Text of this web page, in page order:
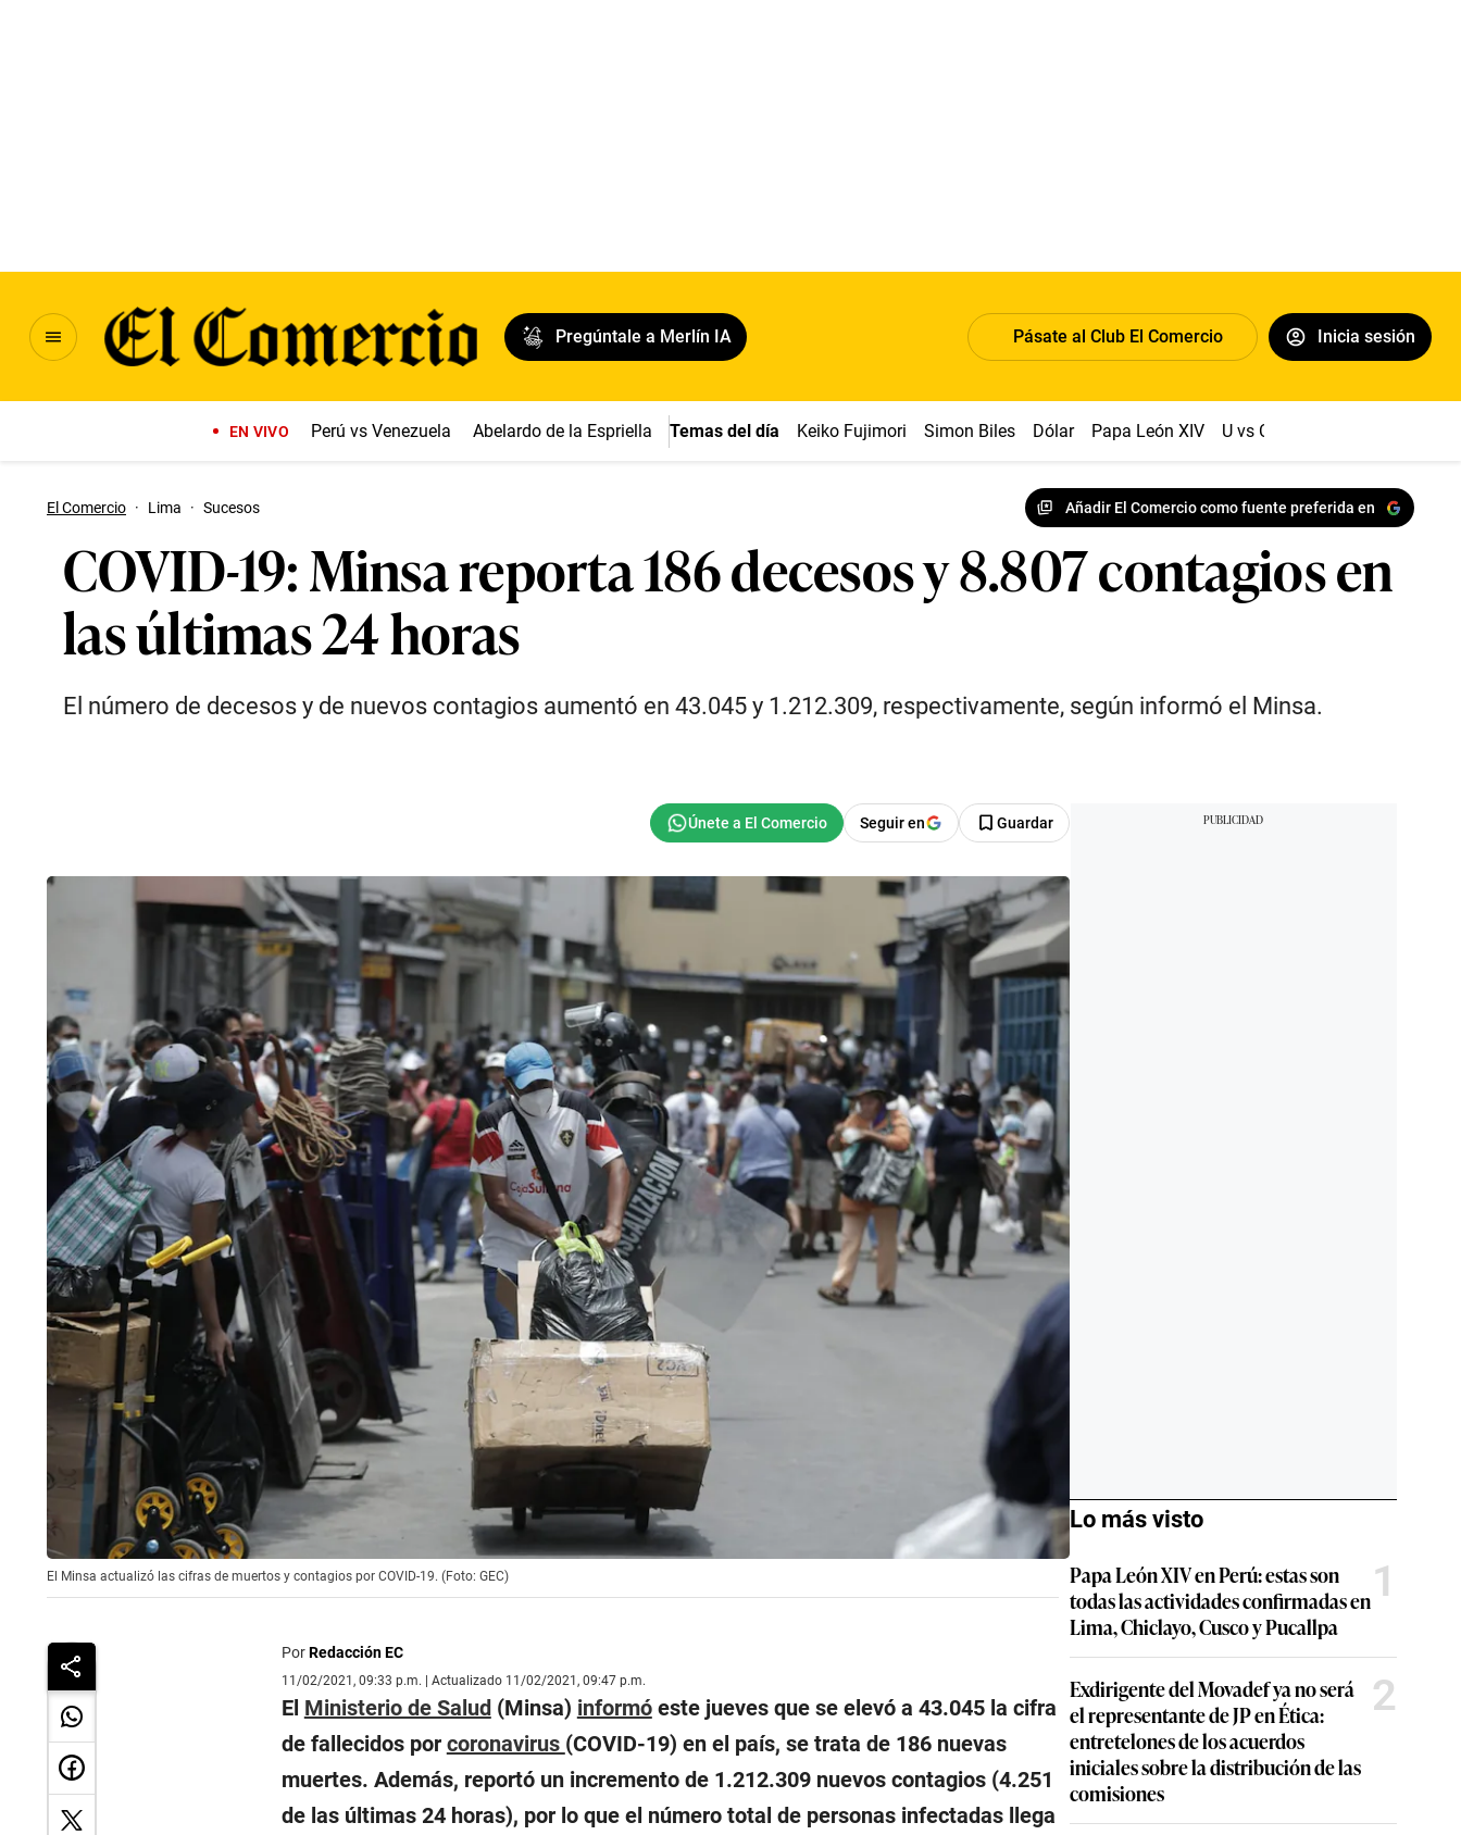
Pregúntale a Merlín IA Pásate al Club El Comercio Inicia sesión
EN VIVO Perú vs Venezuela Abelardo de la Espriella Temas del día Keiko Fujimori Simon Biles Dólar Papa León XIV U vs Cristal
El Comercio · Lima · Sucesos Añadir El Comercio como fuente preferida en
COVID-19: Minsa reporta 186 decesos y 8.807 contagios en
las últimas 24 horas
El número de decesos y de nuevos contagios aumentó en 43.045 y 1.212.309, respectivamente, según informó el Minsa.
Seguir en Guardar
El Minsa actualizó las cifras de muertos y contagios por COVID-19. (Foto: GEC)
PorRedacción EC
11/02/2021, 09:33 p.m. | Actualizado 11/02/2021, 09:47 p.m.
El Ministerio de Salud(Minsa) informóeste jueves que se elevó a 43.045 la cifra
de fallecidos por coronavirus (COVID-19) en el país, se trata de 186 nuevas
muertes. Además, reportó un incremento de 1.212.309 nuevos contagios (4.251
de las últimas 24 horas), por lo que el número total de personas infectadas llega
Lo más visto
Papa León XIV en Perú: estas son
todas las actividades confirmadas en
Lima, Chiclayo, Cusco y Pucallpa
1
Exdirigente del Movadef ya no será
el representante de JP en Ética:
entretelones de los acuerdos
iniciales sobre la distribución de las
comisiones
2